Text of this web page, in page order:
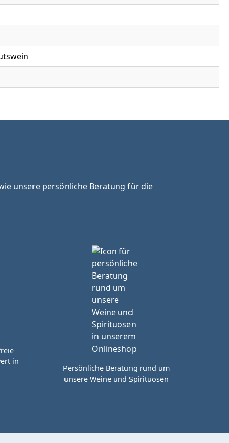
unsere persönliche Beratung für die
in
Persönliche Beratung rund um
unsere Weine und Spirituosen